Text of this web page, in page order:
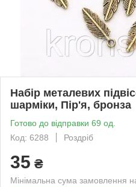
Набір металевих
шарміки, Пір'я, бронза
Готово до відправки 69 од.
Код: 6288
Роздріб
35 ₴
Мінімальна сума замовлення